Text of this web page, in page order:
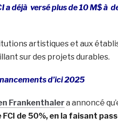
a déjà versé plus de 10 M$ à
artistiques et aux
sur des projets durables.
d’ici 2025
Frankenthalera annoncé
de 50%, en la faisant